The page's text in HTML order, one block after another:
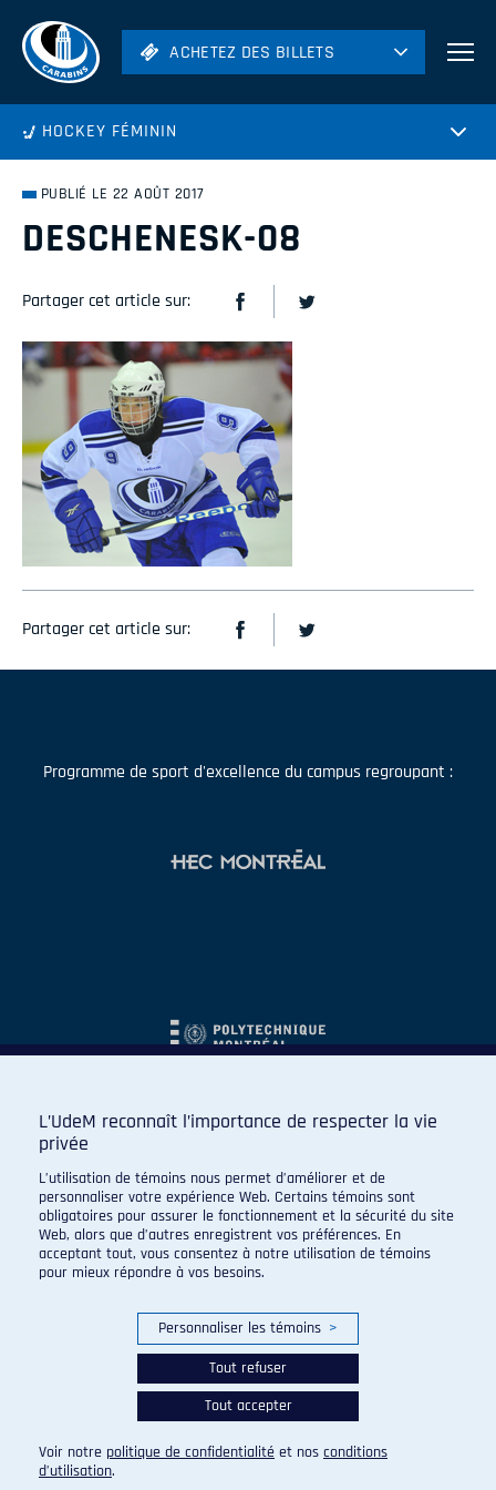
ACHETEZ DES BILLETS
Hockey
ACHETEZ DES BILLETS
HOCKEY FÉMININ
PUBLIÉ LE 22 AOÛT 2017
DESCHENESK-08
Partager cet article sur:
Partager cet article sur:
Programme de sport d'excellence du campus regroupant :
© 2026 Carabins de l'Université de Montréal. Tous droits
réservés.
Paramètres des témoins
L’UdeM reconnaît l’importance de respecter la vie
privée
L’utilisation de témoins nous permet d’améliorer et de
personnaliser votre expérience Web. Certains témoins sont
obligatoires pour assurer le fonctionnement et la sécurité du site
Web, alors que d’autres enregistrent vos préférences. En
acceptant tout, vous consentez à notre utilisation de témoins
pour mieux répondre à vos besoins.
Personnaliser les témoins >
Tout refuser
Tout accepter
Voir notre politique de confidentialité et nos conditions
d’utilisation.